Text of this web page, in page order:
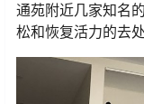
通苑附近几家知名
松和恢复活力的去处